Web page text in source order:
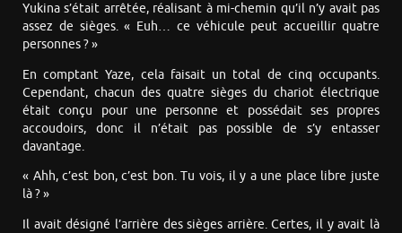
Yukina s’était arrêtée, réalisant à mi-chemin qu’il n’y avait pas
assez de sièges. « Euh… ce véhicule peut accueillir quatre
personnes ? »
En comptant Yaze, cela faisait un total de cinq occupants.
Cependant, chacun des quatre sièges du chariot électrique
était conçu pour une personne et possédait ses propres
accoudoirs, donc il n’était pas possible de s’y entasser
davantage.
« Ahh, c’est bon, c’est bon. Tu vois, il y a une place libre juste
là ? »
Il avait désigné l’arrière des sièges arrière. Certes, il y avait là